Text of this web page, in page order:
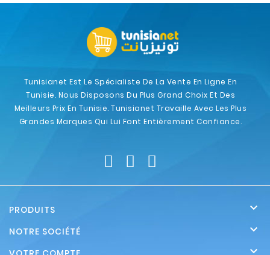
Tunisianet Est Le Spécialiste De La Vente En Ligne En
Tunisie. Nous Disposons Du Plus Grand Choix Et Des
Meilleurs Prix En Tunisie. Tunisianet Travaille Avec Les Plus
Grandes Marques Qui Lui Font Entièrement Confiance.
PRODUITS 
NOTRE SOCIÉTÉ 
